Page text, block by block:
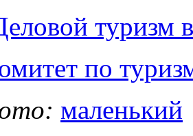
туризм
по
маленький